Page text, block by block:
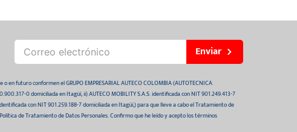
Enviar
en futuro conformen el GRUPO EMPRESARIAL AUTECO COLOMBIA (AUTOTECNICA
0 domiciliada en Itagüí, ii) AUTECO MOBILITY S.A.S. identificada con NIT 901.249.413-7
con NIT 901.259.188-7 domiciliada en Itagüí,) para que lleve a cabo el Tratamiento de
de Tratamiento de Datos Personales. Confirmo que he leído y acepto los términos